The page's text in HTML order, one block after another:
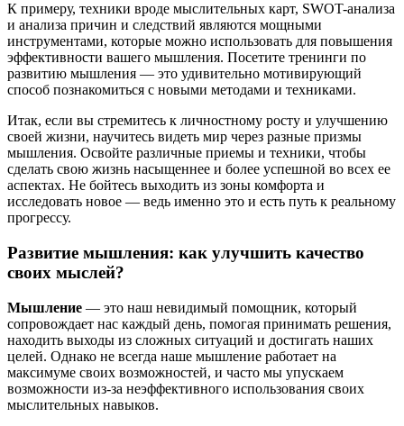
К примеру, техники вроде мыслительных карт, SWOT-анализа
и анализа причин и следствий являются мощными
инструментами, которые можно использовать для повышения
эффективности вашего мышления. Посетите тренинги по
развитию мышления — это удивительно мотивирующий
способ познакомиться с новыми методами и техниками.
Итак, если вы стремитесь к личностному росту и улучшению
своей жизни, научитесь видеть мир через разные призмы
мышления. Освойте различные приемы и техники, чтобы
сделать свою жизнь насыщеннее и более успешной во всех ее
аспектах. Не бойтесь выходить из зоны комфорта и
исследовать новое — ведь именно это и есть путь к реальному
прогрессу.
Развитие мышления: как улучшить качество
своих мыслей?
Мышление — это наш невидимый помощник, который
сопровождает нас каждый день, помогая принимать решения,
находить выходы из сложных ситуаций и достигать наших
целей. Однако не всегда наше мышление работает на
максимуме своих возможностей, и часто мы упускаем
возможности из-за неэффективного использования своих
мыслительных навыков.